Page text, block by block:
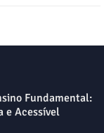
Fundamental:
e Acessível